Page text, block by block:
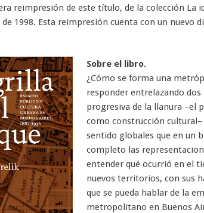
reimpresión de este título, de la colección La
1998. Esta reimpresión cuenta con un nuevo
Sobre el libro.
¿Cómo se forma una
responder entrelazando
progresiva de la llanura –el
como construcción cultural–
sentido globales que en un
completo las
entender qué ocurrió en el
nuevos territorios, con sus
que se pueda hablar de la
metropolitano en Buenos